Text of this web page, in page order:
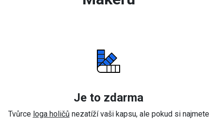
Je to zdarma
Tvůrce loga holičů nezatíží vaši kapsu, ale pokud si najmete